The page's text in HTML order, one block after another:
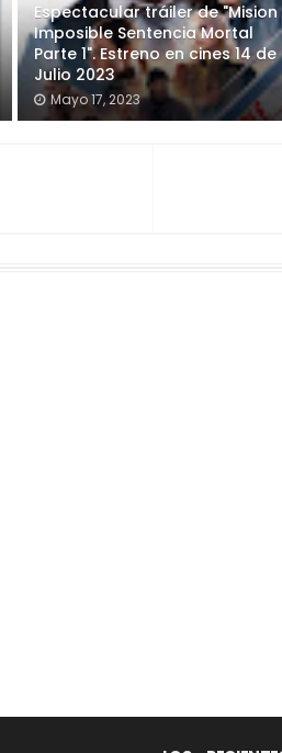
Espectacular tráiler de "Mision
Imposible Sentencia Mortal
Parte 1". Estreno en cines 14 de
Julio 2023
Mayo 17, 2023